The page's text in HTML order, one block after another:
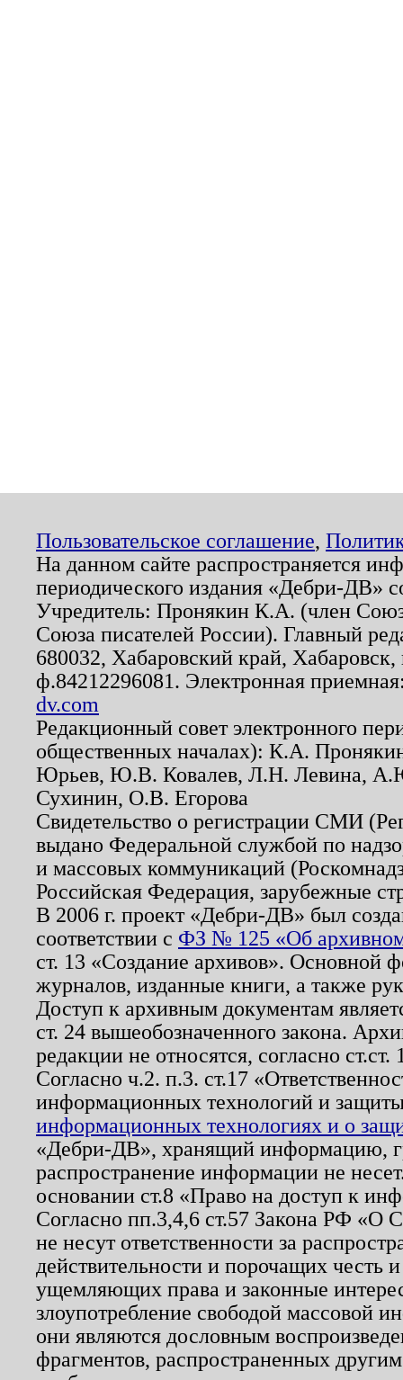
Пользовательское соглашение,
На данном сайте распространяется
периодического издания «Дебри-ДВ»
Учредитель: Пронякин К.А. (член
Союза писателей России). Главный
680032, Хабаровский край,
ф.84212296081. Электронная
dv.com
Редакционный совет электронного
общественных началах): К.А.
Юрьев, Ю.В. Ковалев, Л.Н. Левина,
Сухинин, О.В. Егорова
Свидетельство о регистрации СМИ
выдано Федеральной службой по
и массовых коммуникаций
Российская Федерация, зарубежные
В 2006 г. проект «Дебри-ДВ» был
соответствии с ФЗ № 125 «Об
ст. 13 «Создание архивов». Основной
журналов, изданные книги, а также
Доступ к архивным документам
ст. 24 вышеобозначенного закона.
редакции не относятся, согласно
Согласно ч.2. п.3. ст.17
информационных технологий и
информационных технологиях и о
«Дебри-ДВ», хранящий информацию,
распространение информации не
основании ст.8 «Право на доступ к
Согласно пп.3,4,6 ст.57 Закона РФ «О
не несут ответственности за
действительности и порочащих честь
ущемляющих права и законные
злоупотребление свободой массовой
они являются дословным
фрагментов, распространенных